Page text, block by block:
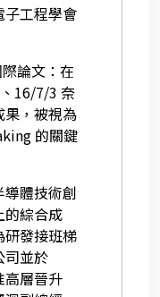
子工程學會
論文：在
16/7/3 奈
，被視為
的關鍵
體技術創
的綜合成
發接班梯
司並於
高層晉升